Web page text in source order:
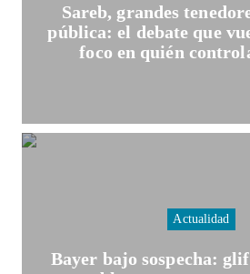
Sareb, grandes
pública: el debate que
foco en quién
Actualidad
Bayer bajo sospecha: